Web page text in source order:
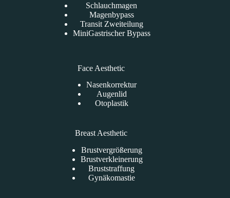
Schlauchmagen
Magenbypass
Transit Zweiteilung
MiniGastrischer Bypass
Face Aesthetic
Nasenkorrektur
Augenlid
Otoplastik
Breast Aesthetic
Brustvergrößerung
Brustverkleinerung
Bruststraffung
Gynäkomastie